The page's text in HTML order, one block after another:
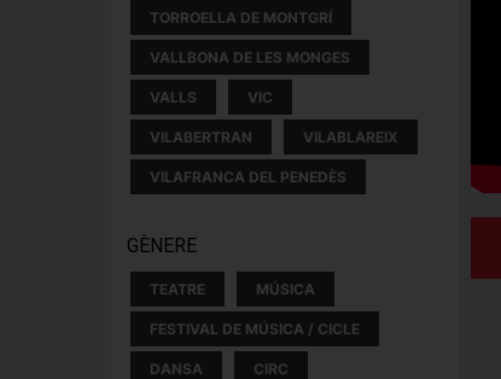
TORROELLA DE MONTGRÍ
VALLBONA DE LES MONGES
VALLS VIC
VILABERTRAN VILABLAREIX
VILAFRANCA DEL PENEDÈS
GÈNERE
TEATRE MÚSICA
FESTIVAL DE MÚSICA / CICLE
DANSA CIRC